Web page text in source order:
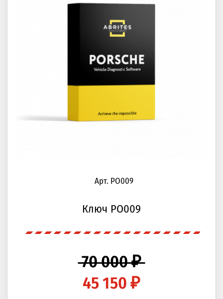
Арт. PO009
Ключ PO009
70 000 ₽
45 150 ₽